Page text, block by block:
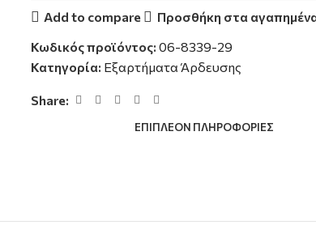
Add to compare
Προσθήκη στα
Κωδικός προϊόντος: 06-8339-29
Κατηγορία: Εξαρτήματα Άρδευσης
Share:
ΕΠΙΠΛΈΟΝ ΠΛΗΡΟΦΟΡΊΕΣ